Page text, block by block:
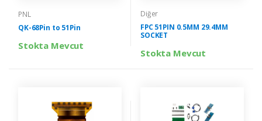
PNL
QK-68Pin to 51Pin
Stokta Mevcut
Diğer
FPC 51PIN 0.5MM 29.4MM
SOCKET
Stokta Mevcut